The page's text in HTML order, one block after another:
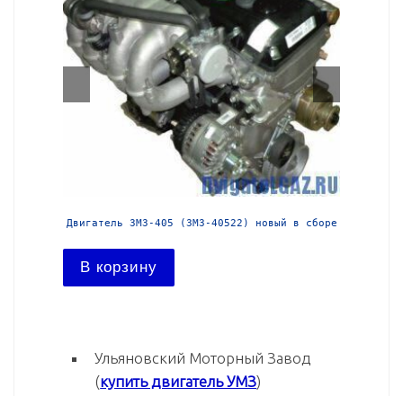
Двигатель ЗМЗ-405 (ЗМЗ-40522) новый в сборе
В корзину
Ульяновский Моторный Завод
(купить двигатель УМЗ)